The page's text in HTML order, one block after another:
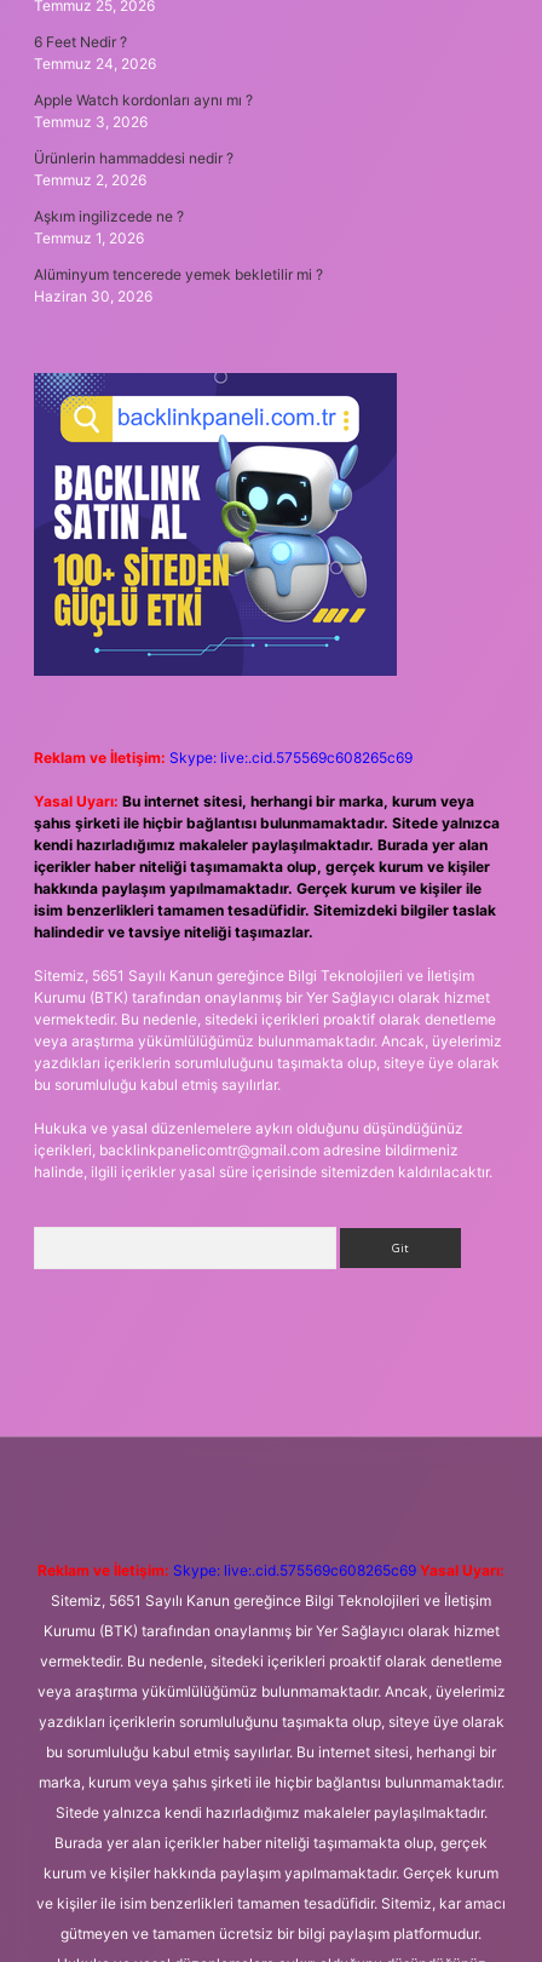
Temmuz 25, 2026
6 Feet Nedir ?
Temmuz 24, 2026
Apple Watch kordonları aynı mı ?
Temmuz 3, 2026
Ürünlerin hammaddesi nedir ?
Temmuz 2, 2026
Aşkım ingilizcede ne ?
Temmuz 1, 2026
Alüminyum tencerede yemek bekletilir mi ?
Haziran 30, 2026
Reklam ve İletişim: Skype: live:.cid.575569c608265c69
Yasal Uyarı: Bu internet sitesi, herhangi bir marka, kurum veya
şahıs şirketi ile hiçbir bağlantısı bulunmamaktadır. Sitede yalnızca
kendi hazırladığımız makaleler paylaşılmaktadır. Burada yer alan
içerikler haber niteliği taşımamakta olup, gerçek kurum ve kişiler
hakkında paylaşım yapılmamaktadır. Gerçek kurum ve kişiler ile
isim benzerlikleri tamamen tesadüfidir. Sitemizdeki bilgiler taslak
halindedir ve tavsiye niteliği taşımazlar.
Sitemiz, 5651 Sayılı Kanun gereğince Bilgi Teknolojileri ve İletişim
Kurumu (BTK) tarafından onaylanmış bir Yer Sağlayıcı olarak hizmet
vermektedir. Bu nedenle, sitedeki içerikleri proaktif olarak denetleme
veya araştırma yükümlülüğümüz bulunmamaktadır. Ancak, üyelerimiz
yazdıkları içeriklerin sorumluluğunu taşımakta olup, siteye üye olarak
bu sorumluluğu kabul etmiş sayılırlar.
Hukuka ve yasal düzenlemelere aykırı olduğunu düşündüğünüz
içerikleri, backlinkpanelicomtr@gmail.com adresine bildirmeniz
halinde, ilgili içerikler yasal süre içerisinde sitemizden kaldırılacaktır.
Reklam ve İletişim: Skype: live:.cid.575569c608265c69 Yasal Uyarı:
Sitemiz, 5651 Sayılı Kanun gereğince Bilgi Teknolojileri ve İletişim
Kurumu (BTK) tarafından onaylanmış bir Yer Sağlayıcı olarak hizmet
vermektedir. Bu nedenle, sitedeki içerikleri proaktif olarak denetleme
veya araştırma yükümlülüğümüz bulunmamaktadır. Ancak, üyelerimiz
yazdıkları içeriklerin sorumluluğunu taşımakta olup, siteye üye olarak
bu sorumluluğu kabul etmiş sayılırlar. Bu internet sitesi, herhangi bir
marka, kurum veya şahıs şirketi ile hiçbir bağlantısı bulunmamaktadır.
Sitede yalnızca kendi hazırladığımız makaleler paylaşılmaktadır.
Burada yer alan içerikler haber niteliği taşımamakta olup, gerçek
kurum ve kişiler hakkında paylaşım yapılmamaktadır. Gerçek kurum
ve kişiler ile isim benzerlikleri tamamen tesadüfidir. Sitemiz, kar amacı
gütmeyen ve tamamen ücretsiz bir bilgi paylaşım platformudur.